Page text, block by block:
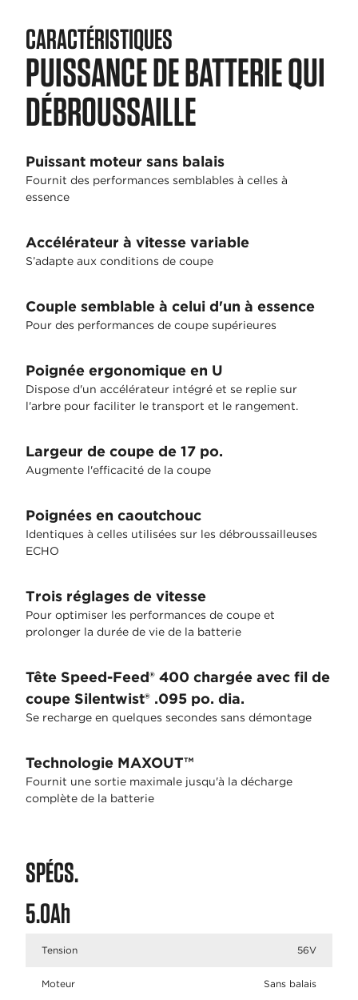
CARACTÉRISTIQUES
PUISSANCE DE BATTERIE QUI
DÉBROUSSAILLE
Puissant moteur sans balais
Fournit des performances semblables à celles à
essence
Accélérateur à vitesse variable
S’adapte aux conditions de coupe
Couple semblable à celui d'un à essence
Pour des performances de coupe supérieures
Poignée ergonomique en U
Dispose d'un accélérateur intégré et se replie sur
l'arbre pour faciliter le transport et le rangement.
Largeur de coupe de 17 po.
Augmente l'efficacité de la coupe
Poignées en caoutchouc
Identiques à celles utilisées sur les débroussailleuses
ECHO
Trois réglages de vitesse
Pour optimiser les performances de coupe et
prolonger la durée de vie de la batterie
Tête Speed-Feed® 400 chargée avec fil de
coupe Silentwist® .095 po. dia.
Se recharge en quelques secondes sans démontage
Technologie MAXOUT™
Fournit une sortie maximale jusqu'à la décharge
complète de la batterie
SPÉCS.
5.0Ah
Tension 56V
Moteur Sans balais